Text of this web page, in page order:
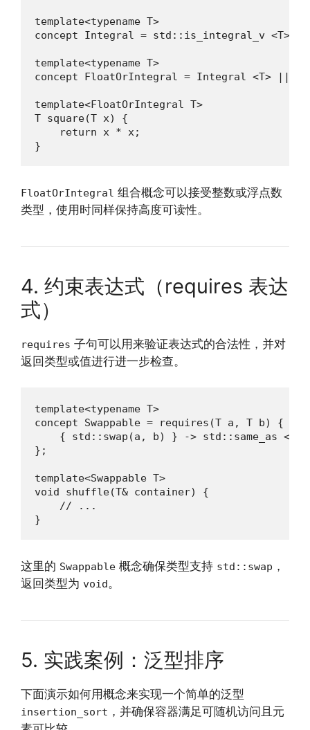
template<typename T>
concept Integral = std::is_integral_v <T>;
template<typename T>
concept FloatOrIntegral = Integral <T> ||
template<FloatOrIntegral T>
T square(T x) {
    return x * x;
}
FloatOrIntegral 组合概念可以接受整数或浮点数
类型，使用时同样保持高度可读性。
4. 约束表达式（requires 表达
式）
requires 子句可以用来验证表达式的合法性，并对
返回类型或值进行进一步检查。
template<typename T>
concept Swappable = requires(T a, T b) {
{ std::swap(a, b) } -> std::same_as
};
template<Swappable T>
void shuffle(T& container) {
    // ...
}
这里的 Swappable 概念确保类型支持 std::swap ，
返回类型为 void。
5. 实践案例：泛型排序
下面演示如何用概念来实现一个简单的泛型
insertion_sort ，并确保容器满足可随机访问且元